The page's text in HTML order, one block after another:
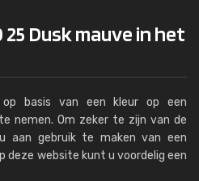
Dusk mauve in het
basis van een kleur op een
nemen. Om zeker te zijn van de
aan gebruik te maken van een
deze website kunt u voordelig een